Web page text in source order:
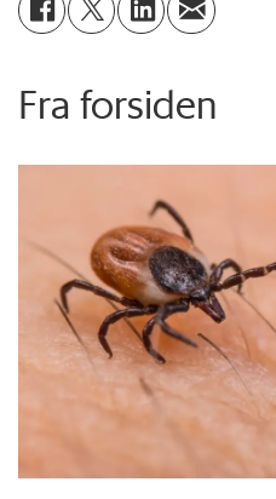
Fra forsiden